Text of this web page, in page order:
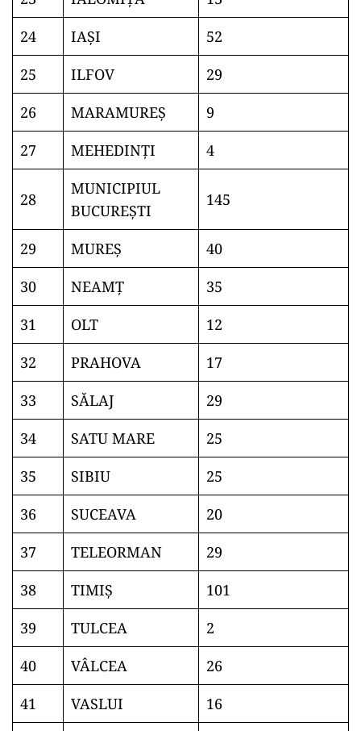
24
IAŞI
52
25
ILFOV
29
26
MARAMUREŞ
9
27
MEHEDINŢI 4
28
MUNICIPIUL
BUCUREŞTI
145
29 MUREŞ
40
30
NEAMŢ
35
31
OLT
12
32
PRAHOVA
17
33
SĂLAJ
29
34
SATU MARE
25
35
SIBIU
25
36
SUCEAVA
20
37
TELEORMAN
29
38
TIMIŞ
101
39
TULCEA
2
40
VÂLCEA
26
41
VASLUI
16